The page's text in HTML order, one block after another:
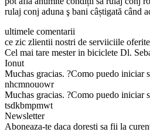
rulaj conj aduna ş bani câștigată când
ultimele comentarii
ce zic zlientii nostri de serviiciile oferite
Cel mai tare mester in biciclete Dl.
Ionut
Muchas gracias. ?Como puedo iniciar
nhcmnouowr
Muchas gracias. ?Como puedo iniciar
tsdkbmpmwt
Newsletter
Aboneaza-te daca doresti sa fii la